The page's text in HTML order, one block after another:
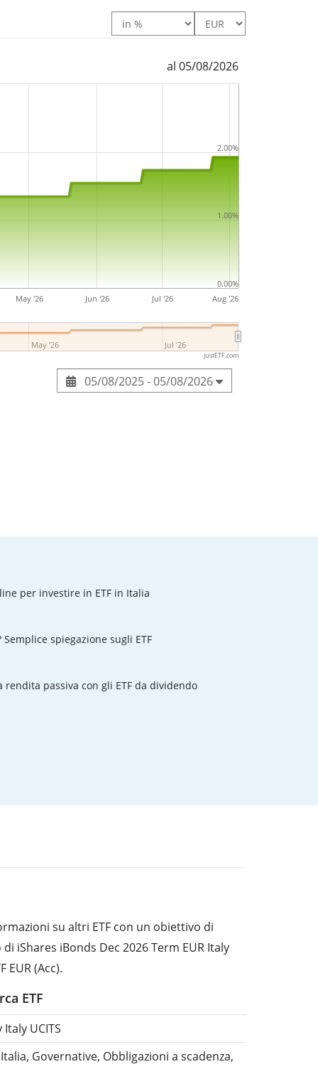
molto piccole con unpatrimonio
stato lanciato il 5 agosto 2024ed
al 05/08/2026
May '26 Jun '26 Jul '26 Aug '26
May '26 Jul '26
0.00%
1.00%
2.00%
justETF.com
05/08/2025 - 05/08/2026
per investire in ETF in Italia
Semplice spiegazione sugli ETF
rendita passiva con gli ETF da dividendo
su altri ETF con un obiettivo di
iShares iBonds Dec 2026 Term EUR Italy
EUR (Acc).
ETF
UCITS
Governative, Obbligazioni a scadenza,